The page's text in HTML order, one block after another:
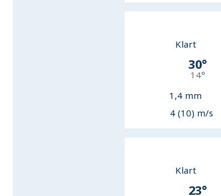
Klart
30°
14°
1,4 mm
4 (10) m/s
Klart
23°